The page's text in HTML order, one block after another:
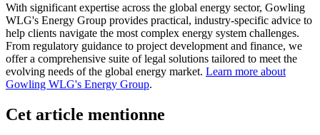
With significant expertise across the global energy sector, Gowling
WLG's Energy Group provides practical, industry-specific advice to
help clients navigate the most complex energy system challenges.
From regulatory guidance to project development and finance, we
offer a comprehensive suite of legal solutions tailored to meet the
evolving needs of the global energy market. Learn more about
Gowling WLG's Energy Group.
Cet article mentionne